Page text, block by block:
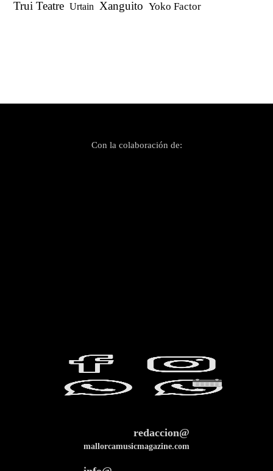
Trui Teatre Urtain Xanguito Yoko Factor
Con la colaboración de:
redaccion@
mallorcamusicmagazine.com